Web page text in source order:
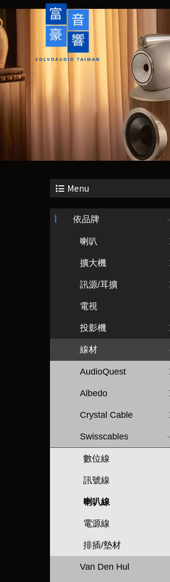
Menu
依品牌
喇叭
擴大機
訊源/耳擴
電視
投影機
線材
AudioQuest
Albedo
Crystal Cable
Swisscables
數位線
訊號線
喇叭線
電源線
排插/墊材
Van Den Hul